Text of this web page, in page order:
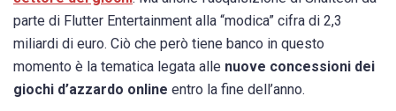
parte di Flutter Entertainment alla “modica” cifra di 2,3
miliardi di euro. Ciò che però tiene banco in questo
momento è la tematica legata alle nuove concessioni dei
giochi d’azzardo online entro la fine dell’anno.